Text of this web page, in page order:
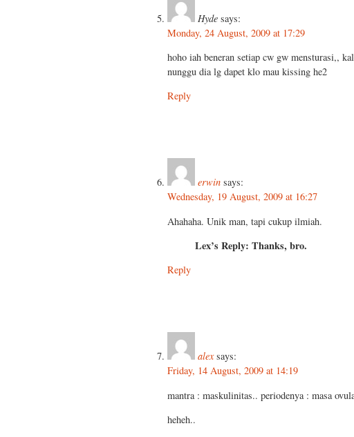
Hyde says:
Monday, 24 August, 2009 at 17:29
hoho iah beneran setiap cw gw mensturasi,,
nunggu dia lg dapet klo mau kissing he2
Reply
erwin says:
Wednesday, 19 August, 2009 at 16:27
Ahahaha. Unik man, tapi cukup ilmiah.
Lex’s Reply: Thanks, bro.
Reply
alex says:
Friday, 14 August, 2009 at 14:19
mantra : maskulinitas.. periodenya : masa
heheh..